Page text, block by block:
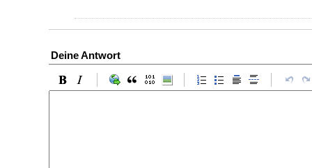
Deine Antwort